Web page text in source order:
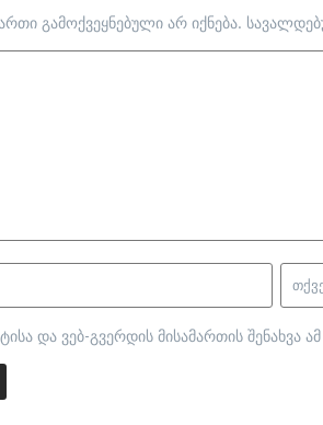
გამოქვეყნებული არ იქნება.
და ვებ-გვერდის მისამართის შენახვა